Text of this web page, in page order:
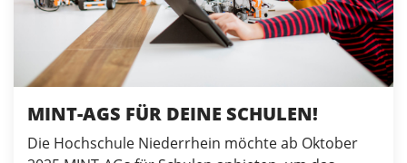
MINT-AGS FÜR DEINE SCHULEN!
Die Hochschule Niederrhein möchte ab Oktober